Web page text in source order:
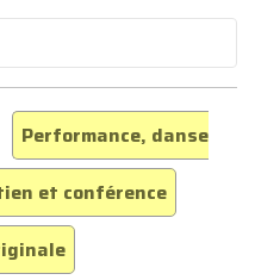
Performance, danse
et conférence